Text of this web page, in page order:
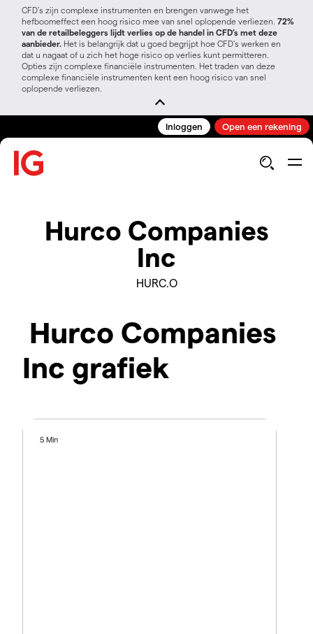
CFD’s zijn complexe instrumenten en brengen vanwege het
hefboomeffect een hoog risico mee van snel oplopende verliezen. 72%
van de retailbeleggers lijdt verlies op de handel in CFD’s met deze
aanbieder. Het is belangrijk dat u goed begrijpt hoe CFD's werken en
dat u nagaat of u zich het hoge risico op verlies kunt permitteren.
Opties zijn complexe financiële instrumenten. Het traden van deze
complexe financiële instrumenten kent een hoog risico van snel
oplopende verliezen.
Inloggen Open een rekening
Hurco Companies
Inc
HURC.O
Hurco Companies
Inc grafiek
5 Min